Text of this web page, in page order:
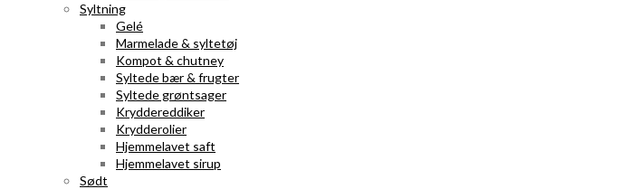
Syltning
Gelé
Marmelade & syltetøj
Kompot & chutney
Syltede bær & frugter
Syltede grøntsager
Kryddereddiker
Krydderolier
Hjemmelavet saft
Hjemmelavet sirup
Sødt